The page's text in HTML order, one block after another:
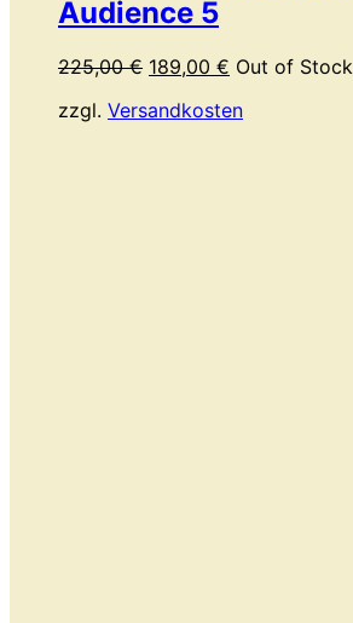
Audience 5
225,00€ Ursprünglicher
war:
189,00 € Aktueller
ist:
Out of Stock
zzgl. Versandkosten